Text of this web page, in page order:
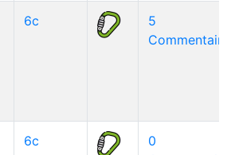
6c
5
6c
0